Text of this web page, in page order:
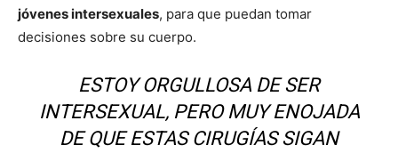
jóvenes intersexuales, para que puedan tomar
decisiones sobre su cuerpo.
ESTOY ORGULLOSA DE SER
INTERSEXUAL, PERO MUY ENOJADA
DE QUE ESTAS CIRUGÍAS SIGAN